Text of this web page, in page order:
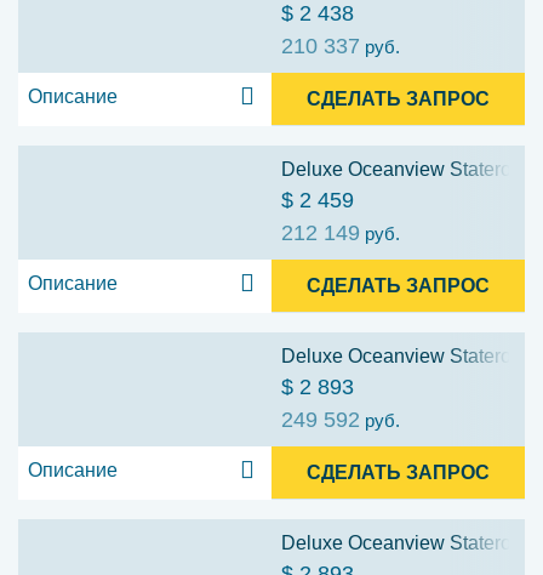
$ 2 438
210 337 руб.
Описание СДЕЛАТЬ ЗАПРОС
Deluxe Oceanview
$ 2 459
212 149 руб.
Описание СДЕЛАТЬ ЗАПРОС
Deluxe Oceanview
$ 2 893
249 592 руб.
Описание СДЕЛАТЬ ЗАПРОС
Deluxe Oceanview